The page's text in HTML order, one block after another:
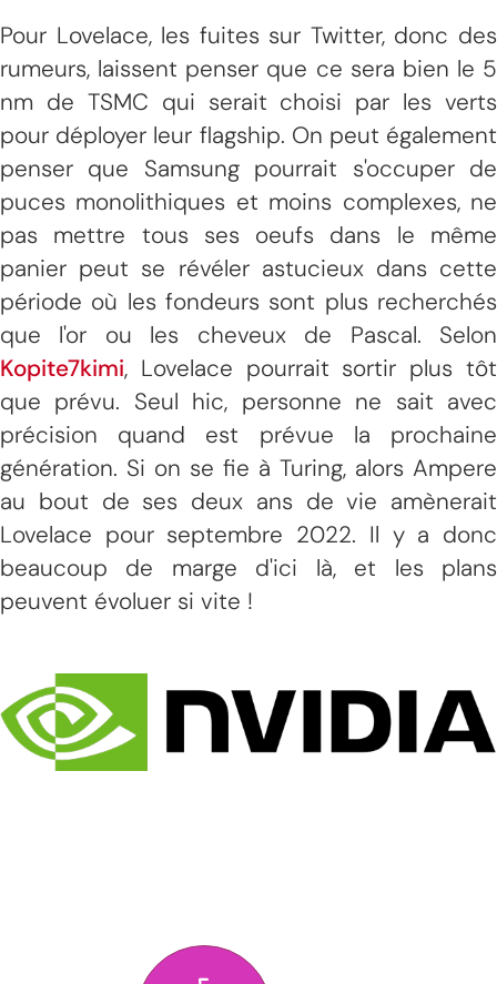
Pour Lovelace, les fuites sur Twitter, donc des
rumeurs, laissent penser que ce sera bien le 5
nm de TSMC qui serait choisi par les verts
pour déployer leur flagship. On peut également
penser que Samsung pourrait s'occuper de
puces monolithiques et moins complexes, ne
pas mettre tous ses oeufs dans le même
panier peut se révéler astucieux dans cette
période où les fondeurs sont plus recherchés
que l'or ou les cheveux de Pascal. Selon
Kopite7kimi, Lovelace pourrait sortir plus tôt
que prévu. Seul hic, personne ne sait avec
précision quand est prévue la prochaine
génération. Si on se fie à Turing, alors Ampere
au bout de ses deux ans de vie amènerait
Lovelace pour septembre 2022. Il y a donc
beaucoup de marge d'ici là, et les plans
peuvent évoluer si vite !